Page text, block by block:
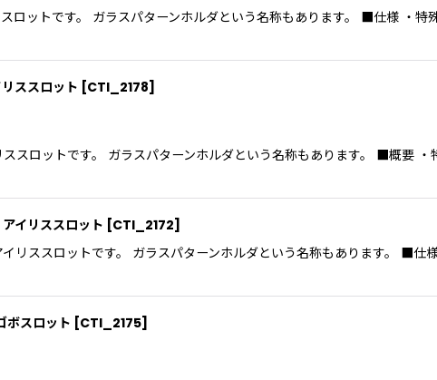
トです。 ガラスパターンホルダという名称もあります。 ■仕様 ・特
ススロット [CTI_2178]
ロットです。 ガラスパターンホルダという名称もあります。 ■概要 ・
イリススロット [CTI_2172]
ススロットです。 ガラスパターンホルダという名称もあります。 ■仕
スロット [CTI_2175]